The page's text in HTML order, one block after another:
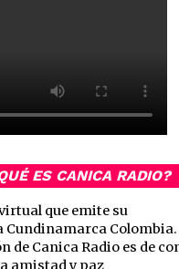
ES CANICA RADIO?
que emite su
Cundinamarca Colombia.
de Canica Radio es de
amistad y paz